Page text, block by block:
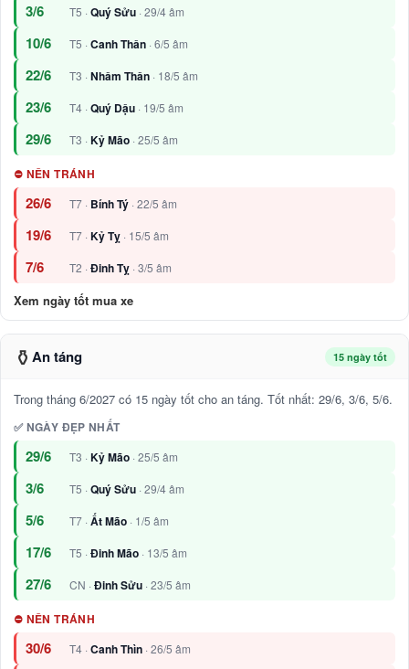
3/6 T5 · Quý Sửu · 29/4 âm
10/6 T5 · Canh Thân · 6/5 âm
22/6 T3 · Nhâm Thân · 18/5 âm
23/6 T4 · Quý Dậu · 19/5 âm
29/6 T3 · Kỷ Mão · 25/5 âm
⛔ NÊN TRÁNH
26/6 T7 · Bính Tý · 22/5 âm
19/6 T7 ·Kỷ Tỵ · 15/5 âm
7/6 T2 ·Đinh Tỵ · 3/5 âm
Xem ngày tốt mua xe
⚱️ An táng 15 ngày tốt
Trong tháng 6/2027 có 15 ngày tốt cho an táng. Tốt nhất: 29/6, 3/6, 5/6.
✅ NGÀY ĐẸP NHẤT
29/6 T3 · Kỷ Mão · 25/5 âm
3/6 T5 · Quý Sửu · 29/4 âm
5/6 T7 · Ất Mão · 1/5 âm
17/6 T5 · Đinh Mão · 13/5 âm
27/6 CN · Đinh Sửu · 23/5 âm
⛔ NÊN TRÁNH
30/6 T4 ·Canh Thìn · 26/5 âm